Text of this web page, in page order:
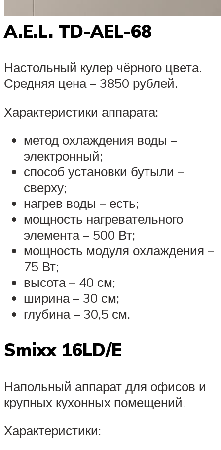
A.E.L. TD-AEL-68
Настольный кулер чёрного цвета.
Средняя цена – 3850 рублей.
Характеристики аппарата:
метод охлаждения воды –
электронный;
способ установки бутыли –
сверху;
нагрев воды – есть;
мощность нагревательного
элемента – 500 Вт;
мощность модуля охлаждения –
75 Вт;
высота – 40 см;
ширина – 30 см;
глубина – 30,5 см.
Smixx 16LD/E
Напольный аппарат для офисов и
крупных кухонных помещений.
Характеристики: